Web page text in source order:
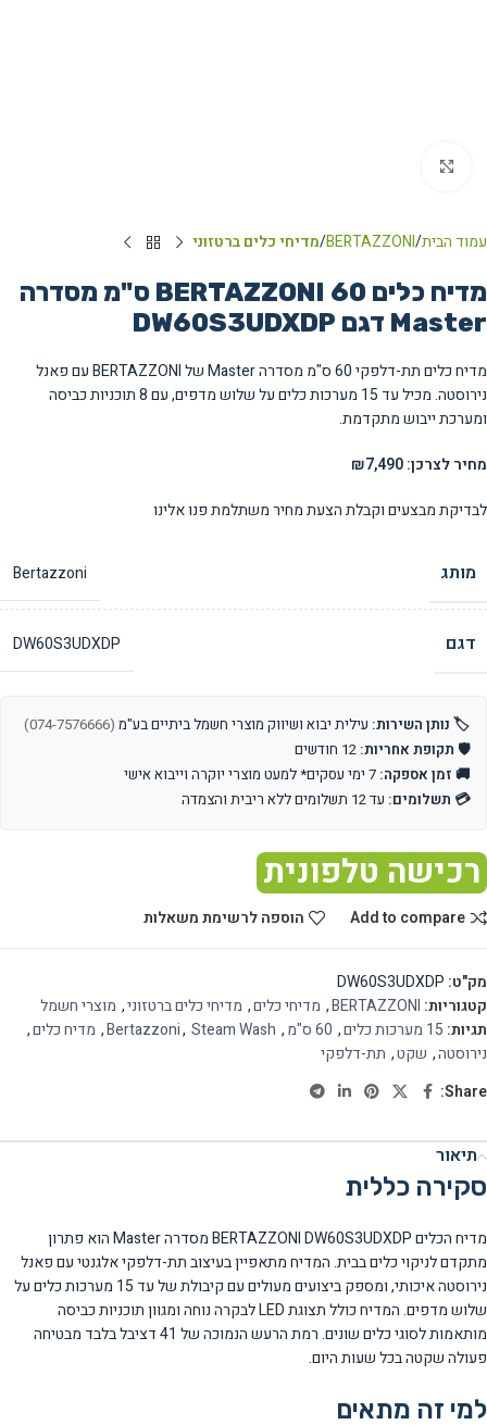
עמוד הבית BERTAZZONI מדיחי כלים ברטזוני
מדיח כלים BERTAZZONI 60 ס"מ מסדרה
Master דגם DW60S3UDXDP
מדיח כלים תת-דלפקי 60 ס"מ מסדרה Master של BERTAZZONI עם פאנל
נירוסטה. מכיל עד 15 מערכות כלים על שלוש מדפים, עם 8 תוכניות כביסה
ומערכת ייבוש מתקדמת.
מחיר לצרכן: ₪7,490
לבדיקת מבצעים וקבלת הצעת מחיר משתלמת פנו אלינו
מותג Bertazzoni
דגם DW60S3UDXDP
🏷️ נותן השירות: עילית יבוא ושיווק מוצרי חשמל ביתיים בע"מ (074-7576666)
🛡️ תקופת אחריות:
🚚 זמן אספקה:
💳 תשלומים: עד 12 תשלומים ללא ריבית והצמדה
רכישה טלפונית
Add to compare הוספה לרשימת משאלות
מק"ט: DW60S3UDXDP
קטגוריות: BERTAZZONI
, מדיחי כלים, מדיחי כלים ברטזוני, מוצרי חשמל
תגיות: 15 מערכות כלים , 60 ס"מ ,
Bertazzoni, Steam Wash
, מדיח כלים,
נירוסטה, שקט, תת-דלפקי
Share:
תיאור
סקירה כללית
מדיח הכלים BERTAZZONI DW60S3UDXDP מסדרה Master הוא פתרון
מתקדם לניקוי כלים בבית. המדיח מתאפיין בעיצוב תת-דלפקי אלגנטי עם פאנל
נירוסטה איכותי, ומספק ביצועים מעולים עם קיבולת של עד 15 מערכות כלים על
שלוש מדפים. המדיח כולל תצוגת LED לבקרה נוחה ומגוון תוכניות כביסה
מותאמות לסוגי כלים שונים. רמת הרעש הנמוכה של 41 דציבל בלבד מבטיחה
פעולה שקטה בכל שעות היום.
למי זה מתאים